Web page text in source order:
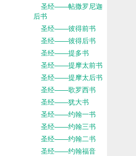
圣经——帖撒罗尼迦
后书
圣经——彼得前书
圣经——彼得后书
圣经——提多书
圣经——提摩太前书
圣经——提摩太后书
圣经——歌罗西书
圣经——犹大书
圣经——约翰一书
圣经——约翰三书
圣经——约翰二书
圣经——约翰福音